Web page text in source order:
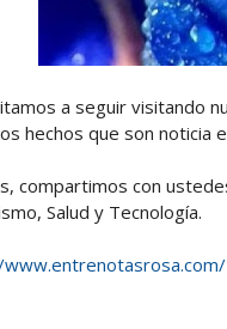
a seguir visitando
hechos que son noticia
compartimos con
Salud y Tecnología.